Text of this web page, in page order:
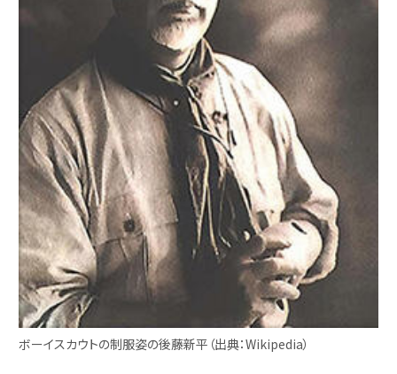
ボーイスカウトの制服姿の後藤新平（出典：Wikipedia）